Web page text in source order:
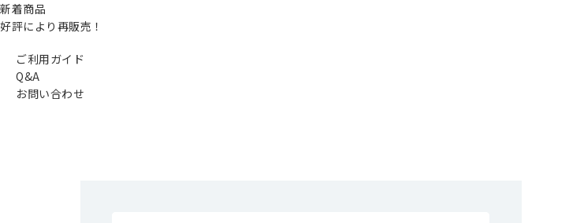
新着商品
好評により再販売！
ご利用ガイド
Q&A
お問い合わせ